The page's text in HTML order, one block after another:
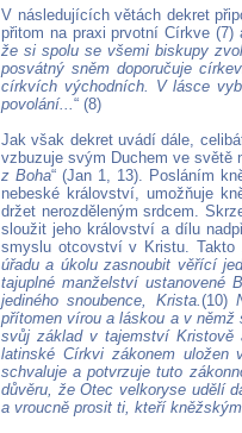
V následujících větách dekret
přitom na praxi prvotní Církve
že si spolu se všemi biskupy
posvátný sněm doporučuje
církvích východních. V lásce
povolání...“ (8)
Jak však dekret uvádí dále,
vzbuzuje svým Duchem ve světě
z Boha“ (Jan 1, 13). Posláním
nebeské království, umožňuje
držet nerozděleným srdcem.
sloužit jeho království a dílu
smyslu otcovství v Kristu. Takto
úřadu a úkolu zasnoubit věřící
tajuplné manželství ustanovené
jediného snoubence, Krista.(10)
přítomen vírou a láskou a v
svůj základ v tajemství Kristově
latinské Církvi zákonem uložen
schvaluje a potvrzuje tuto
důvěru, že Otec velkoryse udělí
a vroucně prosit ti, kteří